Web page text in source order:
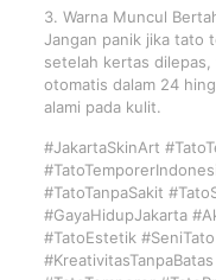
3. Warna Muncul
Jangan panik jika tato
setelah kertas
otomatis dalam 24
alami pada kulit.
#JakartaSkinArt
#TatoTanpaSakit
#GayaHidupJakarta
#TatoEstetik